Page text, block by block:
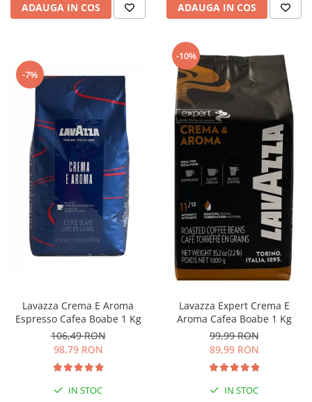
ADAUGA IN COS ADAUGA IN COS
-7%
Lavazza Crema E Aroma
Espresso Cafea Boabe 1 Kg
106,49 RON
98,79 RON
IN STOC
-10%
Lavazza Expert Crema E
Aroma Cafea Boabe 1 Kg
99,99 RON
89,99 RON
IN STOC